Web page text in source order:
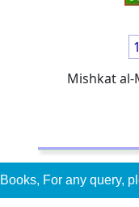
Mishkat al-
For any query,